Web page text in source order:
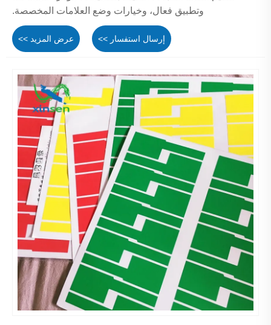
وتطبيق فعال، وخيارات وضع العلامات المخصصة.
عرض المزيد >> إرسال استفسار >>